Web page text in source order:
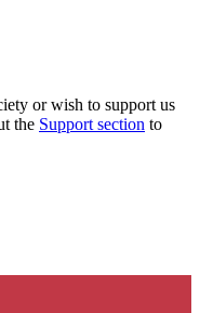
or wish to support us
the Support section to